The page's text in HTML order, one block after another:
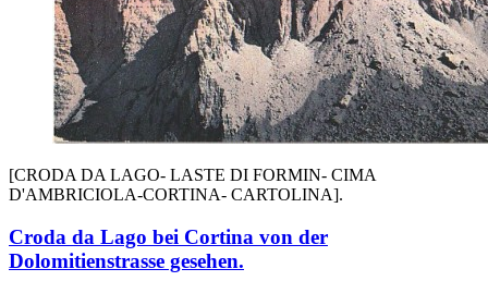
[CRODA DA LAGO- LASTE DI FORMIN- CIMA
D'AMBRICIOLA-CORTINA- CARTOLINA].
Croda da Lago bei Cortina von der
Dolomitienstrasse gesehen.